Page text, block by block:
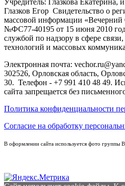
Глазков Егор Свидетельство о
массовой информации «Вечерний
№ФС77-40195 от 15 июня 2010
службой по надзору в сфере
технологий и массовых
Электронная почта:
302526, Орловская область,
30. Телефон - +7 991 410 48 49.
сайта запрещается без
Политика конфиденциальности
Согласие на обработку
В оформлении сайта используется фото группы